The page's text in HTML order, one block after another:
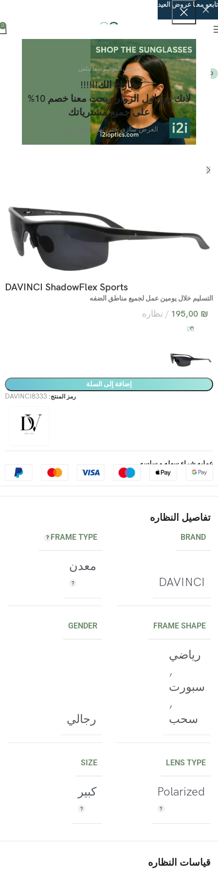
عروض الموسم بدها تبلش
مبارك الك!!!!!!
لانك من اول الزوار ربحت معنا خصم 10%
على جميع مشترياتك
العرض ساري حتى نهايه شهر ابريل
0
POLARIZED
DAVINCI ShadowFlex Sports
التسليم خلال يومين عمل لجميع مناطق الضفه
195,00 ₪ نظاره
إضافة إلى السلة
رمز المنتج: DAVINCI8333
عمليه شراء سهله و سلسه
تفاصيل النظاره
BRAND
DAVINCI
FRAME TYPE
معدن
FRAME SHAPE
رياضي
,
سبورت
,
سحب
GENDER
رجالي
LENS TYPE
Polarized
SIZE
كبير
قياسات النظاره
تابعو معنا عروض العيد